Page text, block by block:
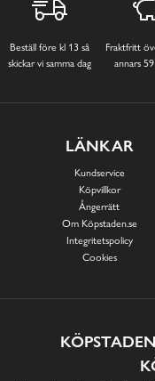
Beställ före kl 13 så
skickar vi samma dag
Fraktfritt
annars
LÄNKAR
Kundservice
Köpvillkor
Ångerrätt
Om Köpstaden.se
Integritetspolicy
Cookies